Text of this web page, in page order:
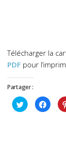
Télécharger la
PDF pour
Partager :
Cliquez
pour
partager
pour